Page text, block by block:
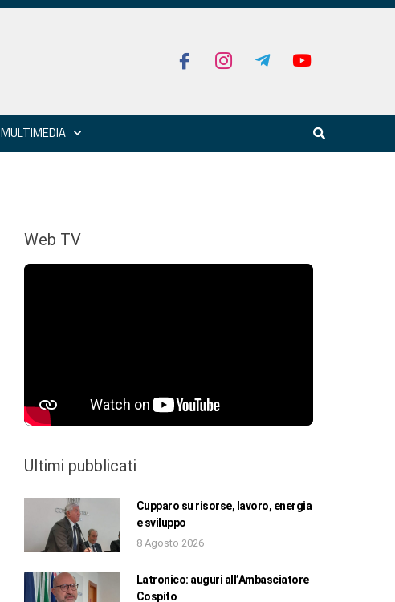
MULTIMEDIA
Web TV
Ultimi pubblicati
Cupparo su risorse, lavoro, energia
e sviluppo
8 Agosto 2026
Latronico: auguri all’Ambasciatore
Cospito